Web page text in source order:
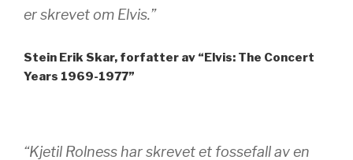
er skrevet om Elvis.”
Stein Erik Skar, forfatter av “Elvis: The Concert
Years 1969-1977”
“Kjetil Rolness har skrevet et fossefall av en